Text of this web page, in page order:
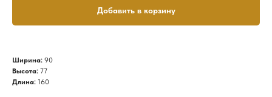
Добавить в корзину
Ширина: 90
Высота: 77
Длина: 160